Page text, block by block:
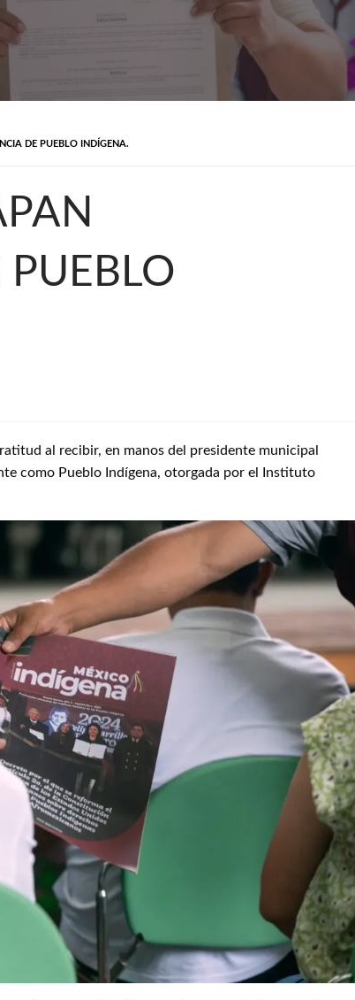
DE PUEBLO INDÍGENA.
al recibir, en manos del presidente municipal
como Pueblo Indígena, otorgada por el Instituto